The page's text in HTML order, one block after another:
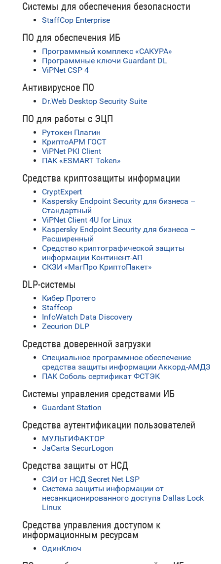
Системы для обеспечения безопасности
StaffCop Enterprise
ПО для обеспечения ИБ
Программный комплекс «САКУРА»
Программные ключи Guardant DL
ViPNet CSP 4
Антивирусное ПО
Dr.Web Desktop Security Suite
ПО для работы с ЭЦП
Рутокен Плагин
КриптоАРМ ГОСТ
ViPNet PKI Client
ПАК «ESMART Token»
Средства криптозащиты информации
CryptExpert
Kaspersky Endpoint Security для бизнеса –
Стандартный
ViPNet Client 4U for Linux
Kaspersky Endpoint Security для бизнеса –
Расширенный
Средство криптографической защиты
информации Континент-АП
СКЗИ «МагПро КриптоПакет»
DLP-системы
Кибер Протего
Staffcop
InfoWatch Data Discovery
Zecurion DLP
Средства доверенной загрузки
Специальное программное обеспечение
средства защиты информации Аккорд-АМДЗ
ПАК Соболь сертификат ФСТЭК
Системы управления средствами ИБ
Guardant Station
Средства аутентификации пользователей
МУЛЬТИФАКТОР
JaCarta SecurLogon
Средства защиты от НСД
СЗИ от НСД Secret Net LSP
Система защиты информации от
несанкционированного доступа Dallas Lock
Linux
Средства управления доступом к
информационным ресурсам
ОдинКлюч